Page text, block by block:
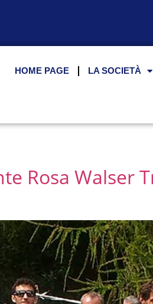
HOME PAGE LA SOCIETÀ
Rosa Walser